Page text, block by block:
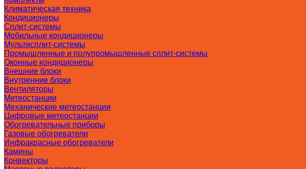
Климатическая техника
Кондиционеры
Сплит-системы
Мобильные кондиционеры
Мультисплит-системы
Промышленные и полупромышленные сплит-системы
Оконные кондиционеры
Внешние блоки
Внутренние блоки
Вентиляторы
Метеостанции
Механические метеостанции
Цифровые метеостанции
Обогревательные приборы
Газовые обогреватели
Инфракрасные обогреватели
Камины
Конвекторы